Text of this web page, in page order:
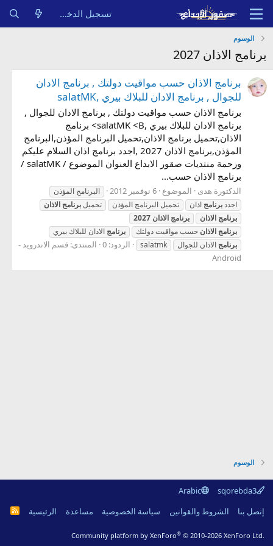
تسجيل الدخول
الوسوم
برنامج الاذان 2027
برنامج الاذان حسب مواقيت دولتك , برنامج الادان
للجوال , برنامج الادان للبلاك بيري ,salatMK
برنامج الاذان حسب مواقيت دولتك , برنامج الادان للجوال ,
برنامج الادان للبلاك بيري ,salatMK <B> برنامج
الاذان,تحميل برنامج الاذان,تحميل البرنامج المؤذن,البرنامج
المؤذن,برنامج الاذان 2027 ,اجدد برنامج اذان السلام عليكم
ورحمة منتديات صقور الابداع العنوان الموضوع / salatMK /
برنامج الاذان حسب...
الدكتورة هدى الموضوع 6 نوفمبر 2012
البرنامج المؤذن
اجددبرنامج اذان تحميل البرنامج المؤذن تحميل برنامج الاذان
برنامج الاذان برنامج الاذان 2027
برنامج الاذان حسب مواقيت دولتك برنامج الادان للبلاك بيري
برنامج الادان للجوال salatmk الردود: 0 المنتدى: قسم الاندرويد -
Android
الوسوم
sqorebda3
Arabic
إتصل بنا
الشروط والقوانين سياسة الخصوصية مساعدة الرئيسية
R
Community platform by XenForo® © 2010-2026 XenForo Ltd.